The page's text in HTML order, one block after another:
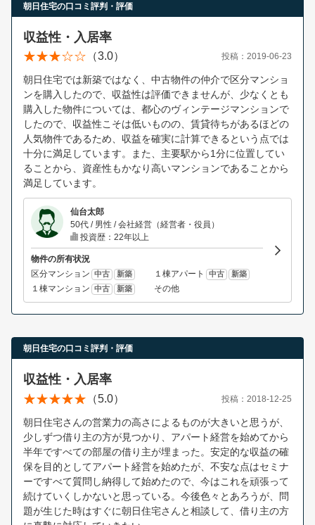
朝日住宅の口コミ評判・評価
収益性・入居率
（3.0） 投稿：2019-06-23
朝日住宅では新築ではなく、中古物件の仲介で区分マンショ
ンを購入したので、収益性は評価できませんが、少なくとも
購入した物件については、都心のヴィンテージマンションで
したので、収益性こそは低いものの、賃貸待ちがあるほどの
人気物件であるため、収益を確実に計算できるという点では
十分に満足しています。また、主要駅から1分に位置してい
ることから、資産性もかなり高いマンションであることから
満足しています。
仙台太郎
50代 / 男性 / 会社経営（経営者・役員）
投資歴：22年以上
物件の所有状況
区分マンション 中古 新築 １棟アパート 中古 新築
１棟マンション 中古 新築 その他
朝日住宅の口コミ評判・評価
収益性・入居率
（5.0） 投稿：2018-12-25
朝日住宅さんの営業力の高さによるものが大きいと思うが、
少しずつ借り主の方が見つかり、アパート経営を始めてから
半年ですべての部屋の借り主が埋まった。安定的な収益の確
保を目的としてアパート経営を始めたが、不安な点はセミナ
ーですべて質問し納得して始めたので、今はこれを頑張って
続けていくしかないと思っている。今後色々とあろうが、問
題が生じた時はすぐに朝日住宅さんと相談して、借り主の方